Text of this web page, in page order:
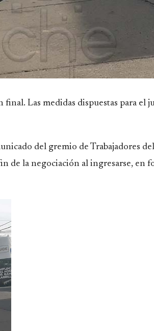
Las medidas dispuestas para el
del gremio de Trabajadores
de la negociación al ingresarse, en